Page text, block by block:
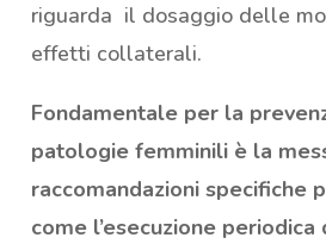
riguarda il dosaggio delle
effetti collaterali.
Fondamentale per la
patologie femminili è la
raccomandazioni specifiche
come l’esecuzione